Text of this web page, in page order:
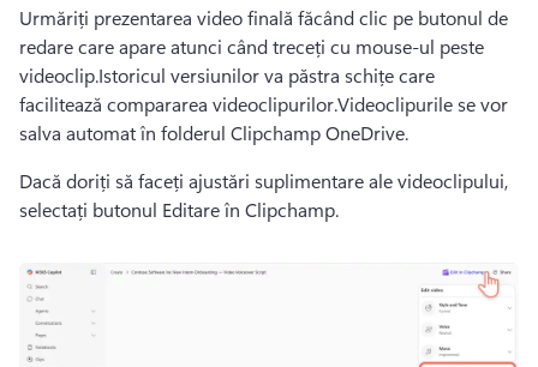
Urmăriți prezentarea video finală făcând clic pe butonul de
redare care apare atunci când treceți cu mouse-ul peste
videoclip.Istoricul versiunilor va păstra schițe care
facilitează compararea videoclipurilor.Videoclipurile se vor
salva automat în folderul Clipchamp OneDrive.
Dacă doriți să faceți ajustări suplimentare ale videoclipului,
selectați butonul Editare în Clipchamp.